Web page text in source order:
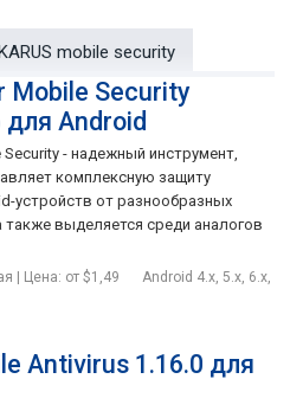
версии),
(в платной версии).
понятен и выполнен в
нужно только запустить
или планшета (полное или
Вы будете об этом немедленно
расширенной информации о
все самые новейшие
mobile security
Mobile Security
для Android
- надежный инструмент,
комплексную защиту
устройств от разнообразных
также выделяется среди аналогов
| Цена: от $1,49
Android 4.x, 5.x, 6.x,
Antivirus 1.16.0 для